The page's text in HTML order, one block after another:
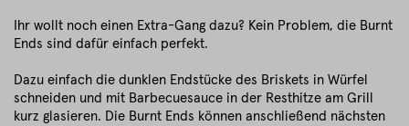
Ihr wollt noch einen Extra-Gang dazu? Kein Problem, die Burnt
Ends sind dafür einfach perfekt.
Dazu einfach die dunklen Endstücke des Briskets in Würfel
schneiden und mit Barbecuesauce in der Resthitze am Grill
kurz glasieren. Die Burnt Ends können anschließend nächsten